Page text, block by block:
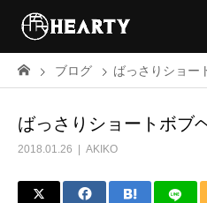
ブログ ばっさりショー
ばっさりショートボブ
2018.01.26 AKIKO